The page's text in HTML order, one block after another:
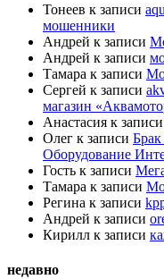
Тонеев к записи
мошенники
Андрей к записи
Андрей к записи
Тамара к записи
Сергей к записи
магазин
Анастасия к записи
Олег к записи
Оборудование
Гость к записи
Тамара к записи
Регина к записи
Андрей к записи
Кирилл к записи
недавно